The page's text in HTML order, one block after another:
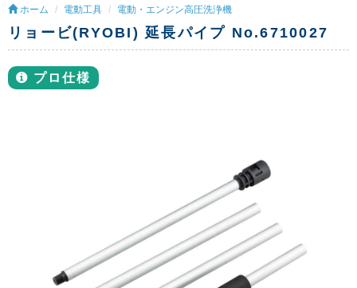
ホーム 電動工具 電動・エンジン高圧洗浄機
リョービ(RYOBI) 延長パイプ No.6710027
プロ仕様